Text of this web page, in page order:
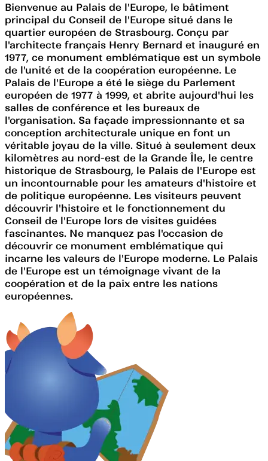
Bienvenue au Palais de l'Europe, le bâtiment
principal du Conseil de l'Europe situé dans le
quartier européen de Strasbourg. Conçu par
l'architecte français Henry Bernard et inauguré en
1977, ce monument emblématique est un symbole
de l'unité et de la coopération européenne. Le
Palais de l'Europe a été le siège du Parlement
européen de 1977 à 1999, et abrite aujourd'hui les
salles de conférence et les bureaux de
l'organisation. Sa façade impressionnante et sa
conception architecturale unique en font un
véritable joyau de la ville. Situé à seulement deux
kilomètres au nord-est de la Grande Île, le centre
historique de Strasbourg, le Palais de l'Europe est
un incontournable pour les amateurs d'histoire et
de politique européenne. Les visiteurs peuvent
découvrir l'histoire et le fonctionnement du
Conseil de l'Europe lors de visites guidées
fascinantes. Ne manquez pas l'occasion de
découvrir ce monument emblématique qui
incarne les valeurs de l'Europe moderne. Le Palais
de l'Europe est un témoignage vivant de la
coopération et de la paix entre les nations
européennes.